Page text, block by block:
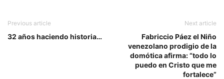
Previous article
32 años haciendo historia…
Next article
Fabriccio Páez el Niño
venezolano prodigio de la
domótica afirma: “todo lo
puedo en Cristo que me
fortalece”